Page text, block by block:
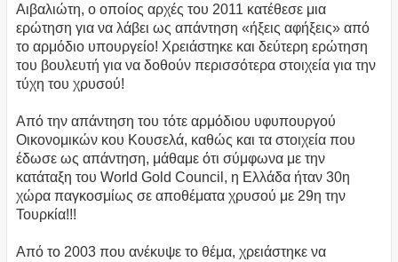
Αιβαλιώτη, ο οποίος αρχές του 2011 κατέθεσε μια
ερώτηση για να λάβει ως απάντηση «ήξεις αφήξεις» από
το αρμόδιο υπουργείο! Χρειάστηκε και δεύτερη ερώτηση
του βουλευτή για να δοθούν περισσότερα στοιχεία για την
τύχη του χρυσού!
Από την απάντηση του τότε αρμόδιου υφυπουργού
Οικονομικών κου Κουσελά, καθώς και τα στοιχεία που
έδωσε ως απάντηση, μάθαμε ότι σύμφωνα με την
κατάταξη του World Gold Council, η Ελλάδα ήταν 30η
χώρα παγκοσμίως σε αποθέματα χρυσού με 29η την
Τουρκία!!!
Από το 2003 που ανέκυψε το θέμα, χρειάστηκε να